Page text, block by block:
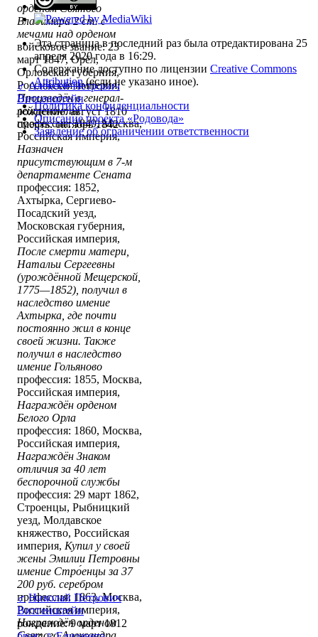
орденом Святого
Владимира 2 ст. с
мечами над орденом
войсковое звание: 23
март 1847, Орёл,
Орловская губерния,
Российская империя,
Произведён в генерал-
лейтенанты
профессия: 1849, Москва,
Российская империя,
Назначен
присутствующим в 7-м
департаменте Сената
профессия: 1852,
Ахты́рка, Сергиево-
Посадский уезд,
Московская губерния,
Российская империя,
После смерти матери,
Натальи Сергеевны
(урождённой Мещерской,
1775—1852), получил в
наследство имение
Ахтырка, где почти
постоянно жил в конце
своей жизни. Также
получил в наследство
имение Гольяново
профессия: 1855, Москва,
Российская империя,
Награждён орденом
Белого Орла
профессия: 1860, Москва,
Российская империя,
Награждён Знаком
отличия за 40 лет
беспорочной службы
профессия: 29 март 1862,
Строенцы, Рыбницкий
уезд, Молдавское
княжество, Российская
империя, Купил у своей
жены Эмилии Петровны
имение Стро́енцы за 37
200 руб. серебром
профессия: 1863, Москва,
Российская империя,
Награждён орденом
♂ Алексей Петрович
Витгенштейн
рождение: август 1810
смерть: октябрь 1842
♂ Николай Петрович
Витгенштейн
рождение: 9 март 1812
Эта страница в последний раз была отредактирована 25
апреля 2020 года в 16:29.
Содержание доступно по лицензии Creative Commons
Attribution(если не указано иное).
Политика конфиденциальности
Описание проекта «Родовода»
Заявление об ограничении ответственности